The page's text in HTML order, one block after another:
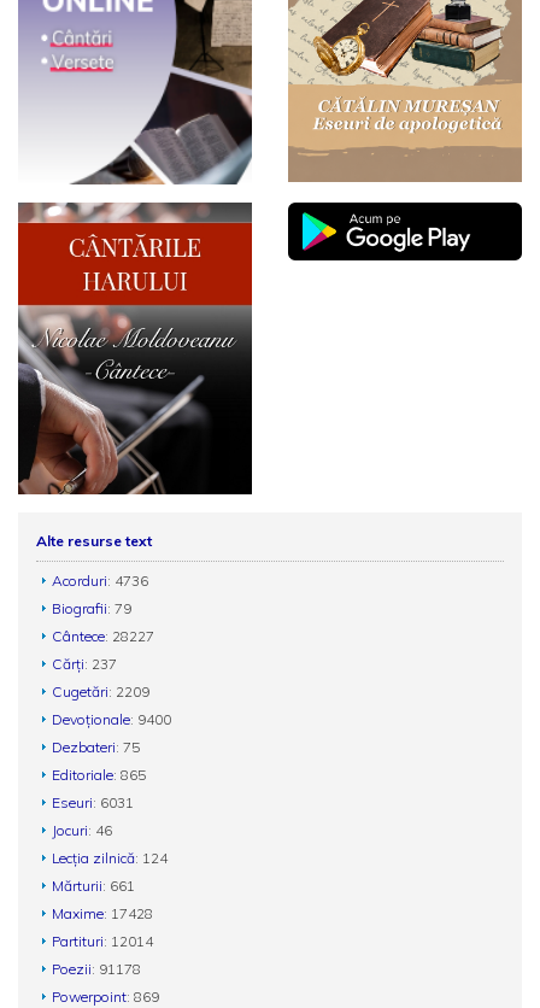
Alte resurse text
Acorduri: 4736
Biografii: 79
Cântece: 28227
Cărți: 237
Cugetări: 2209
Devoționale: 9400
Dezbateri: 75
Editoriale: 865
Eseuri: 6031
Jocuri: 46
Lecția zilnică: 124
Mărturii: 661
Maxime: 17428
Partituri: 12014
Poezii: 91178
Powerpoint: 869